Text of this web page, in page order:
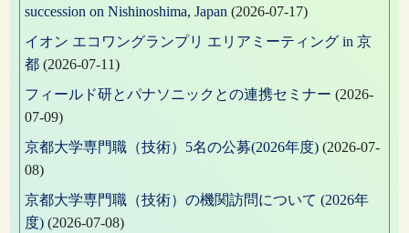
succession on Nishinoshima, Japan (2026-07-17)
イオン エコワングランプリ エリアミーティング in 京
都 (2026-07-11)
フィールド研とパナソニックとの連携セミナー (2026-
07-09)
京都大学専門職（技術）5名の公募(2026年度) (2026-07-
08)
京都大学専門職（技術）の機関訪問について (2026年
度) (2026-07-08)